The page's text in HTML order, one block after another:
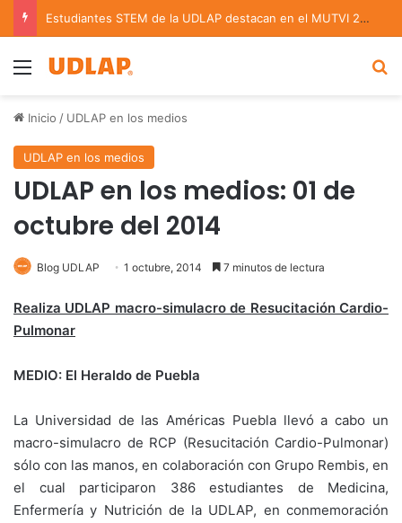
Estudiantes STEM de la UDLAP destacan en el MUTVI 2026
Menu
Inicio / UDLAP en los medios
UDLAP en los medios
UDLAP en los medios: 01 de
octubre del 2014
Blog UDLAP 1 octubre, 2014 7 minutos de lectura
Realiza UDLAP macro-simulacro de Resucitación Cardio-
Pulmonar
MEDIO: El Heraldo de Puebla
La Universidad de las Américas Puebla llevó a cabo un
macro-simulacro de RCP (Resucitación Cardio-Pulmonar)
sólo con las manos, en colaboración con Grupo Rembis, en
el cual participaron 386 estudiantes de Medicina,
Enfermería y Nutrición de la UDLAP, en conmemoración